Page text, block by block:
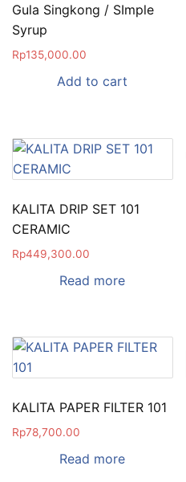
Gula Singkong / SImple
Syrup
Rp135,000.00
Add to cart
KALITA DRIP SET 101
CERAMIC
Rp449,300.00
Read more
KALITA PAPER FILTER 101
Rp78,700.00
Read more